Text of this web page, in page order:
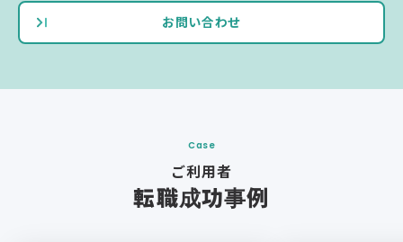
お問い合わせ
Case
ご利用者
転職成功事例